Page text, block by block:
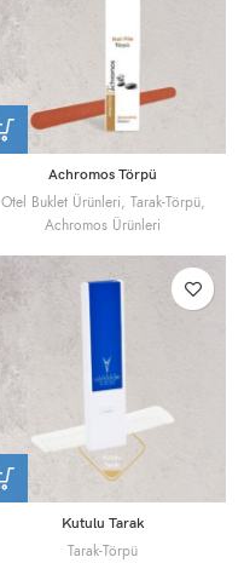
Achromos Törpü
Otel Buklet Ürünleri, Tarak-Törpü,
Achromos Ürünleri
Kutulu Tarak
Tarak-Törpü